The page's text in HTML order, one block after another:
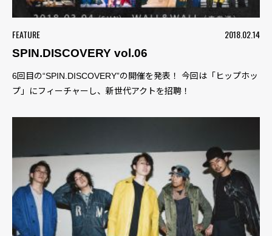
FEATURE
2018.02.14
SPIN.DISCOVERY vol.06
6回目の“SPIN.DISCOVERY”の開催を発表！ 今回は「ヒップホッ
プ」にフィーチャーし、新世代アクトを招聘！